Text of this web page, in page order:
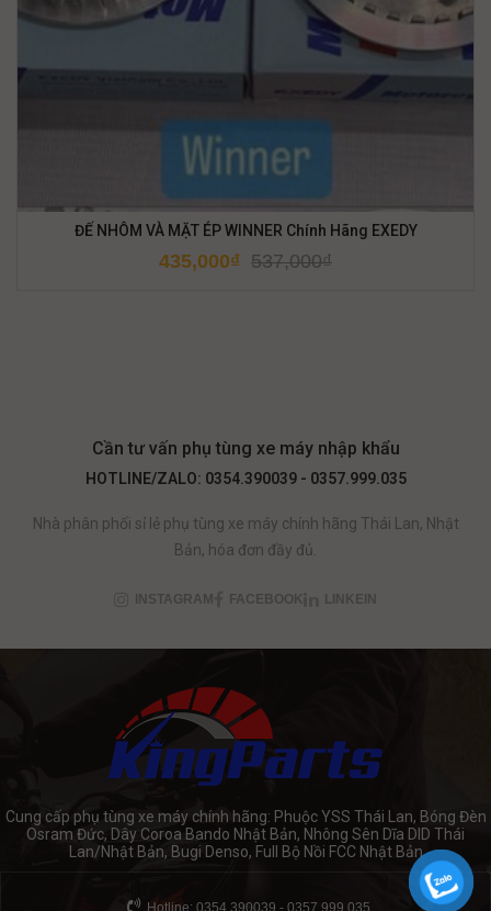
ĐẾ NHÔM VÀ MẶT ÉP WINNER Chính Hãng EXEDY
537,000₫
435,000₫
Cần tư vấn phụ tùng xe máy nhập khẩu
HOTLINE/ZALO: 0354.390039 - 0357.999.035
Nhà phân phối sỉ lẻ phụ tùng xe máy chính hãng Thái Lan, Nhật
Bản, hóa đơn đầy đủ.
INSTAGRAM FACEBOOK LINKEIN
Cung cấp phụ tùng xe máy chính hãng: Phuộc YSS Thái Lan, Bóng Đèn
Osram Đức, Dây Coroa Bando Nhật Bản, Nhông Sên Dĩa DID Thái
Lan/Nhật Bản, Bugi Denso, Full Bộ Nồi FCC Nhật Bản
Hotline: 0354.390039 - 0357.999.035